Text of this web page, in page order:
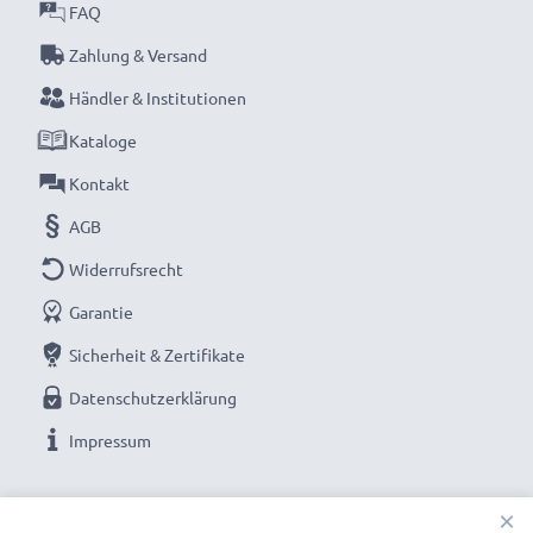
FAQ
Zahlung & Versand
Händler & Institutionen
Kataloge
Kontakt
AGB
Widerrufsrecht
Garantie
Sicherheit & Zertifikate
Datenschutzerklärung
Impressum
×